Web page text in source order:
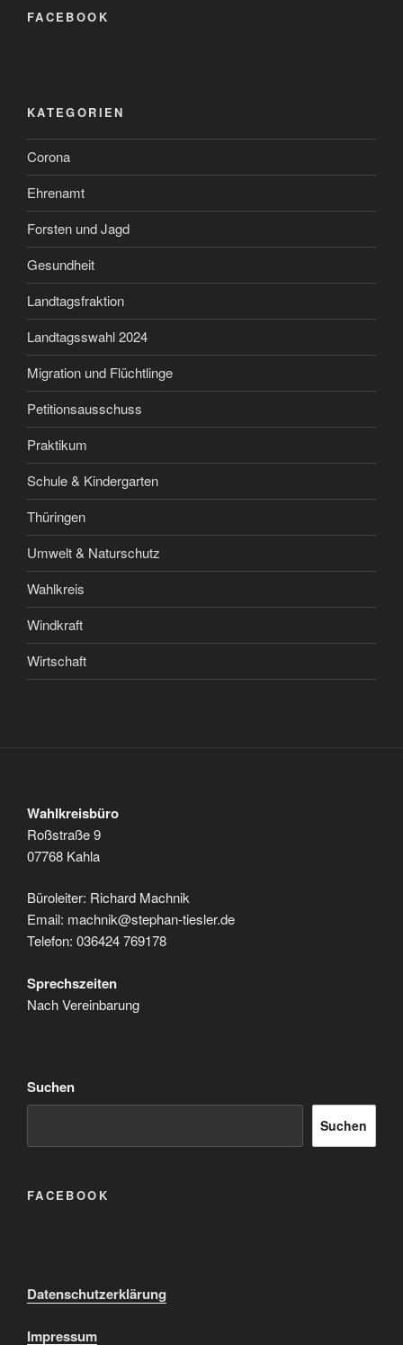
FACEBOOK
KATEGORIEN
Corona
Ehrenamt
Forsten und Jagd
Gesundheit
Landtagsfraktion
Landtagsswahl 2024
Migration und Flüchtlinge
Petitionsausschuss
Praktikum
Schule & Kindergarten
Thüringen
Umwelt & Naturschutz
Wahlkreis
Windkraft
Wirtschaft
Wahlkreisbüro
Roßstraße 9
07768 Kahla
Büroleiter: Richard Machnik
Email: machnik@stephan-tiesler.de
Telefon: 036424 769178
Sprechszeiten
Nach Vereinbarung
Suchen
Suchen
FACEBOOK
Datenschutzerklärung
Impressum